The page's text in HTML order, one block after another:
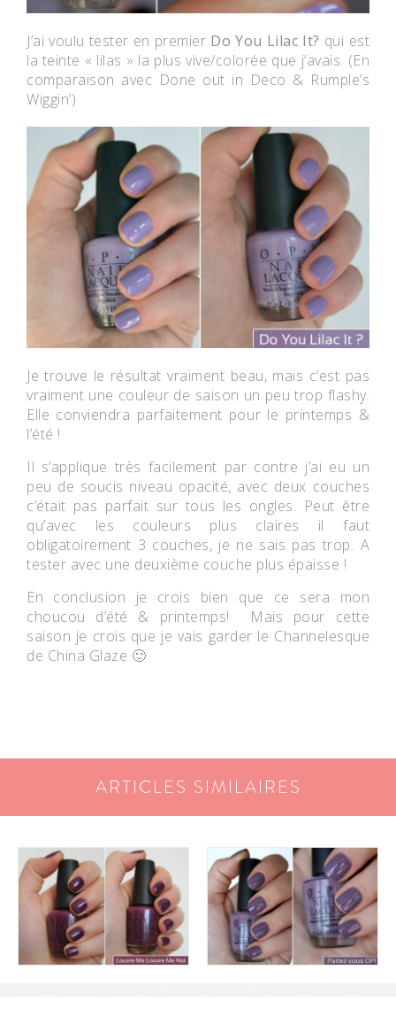
J’ai voulu tester en premier Do You Lilac It? qui est
la teinte « lilas » la plus vive/colorée que j’avais. (En
comparaison avec Done out in Deco & Rumple’s
Wiggin’)
Je trouve le résultat vraiment beau, mais c’est pas
vraiment une couleur de saison un peu trop flashy.
Elle conviendra parfaitement pour le printemps &
l’été !
Il s’applique très facilement par contre j’ai eu un
peu de soucis niveau opacité, avec deux couches
c’était pas parfait sur tous les ongles. Peut être
qu’avec les couleurs plus claires il faut
obligatoirement 3 couches, je ne sais pas trop. A
tester avec une deuxième couche plus épaisse !
En conclusion je crois bien que ce sera mon
choucou d’été & printemps! Mais pour cette
saison je crois que je vais garder le Channelesque
de China Glaze 🙂
ARTICLES SIMILAIRES